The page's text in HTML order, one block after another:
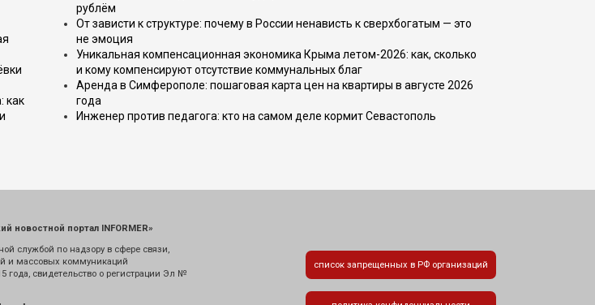
как
рублём
От зависти к структуре: почему в России ненависть к сверхбогатым — это
не эмоция
Уникальная компенсационная экономика Крыма летом-2026: как, сколько
и кому компенсируют отсутствие коммунальных благ
Аренда в Симферополе: пошаговая карта цен на квартиры в августе 2026
года
Инженер против педагога: кто на самом деле кормит Севастополь
новостной портал INFORMER»
службой по надзору в сфере связи,
и массовых коммуникаций
года, свидетельство о регистрации Эл №
список запрещенных в РФ организаций